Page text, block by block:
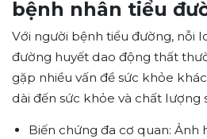
bệnh nhân tiểu
Với người bệnh tiểu đường, nỗi
đường huyết dao động thất
gặp nhiều vấn đề sức khỏe
dài đến sức khỏe và chất lượng
Biến chứng đa cơ quan: Ảnh